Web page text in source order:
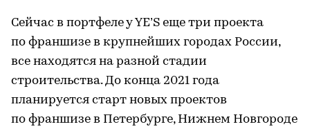
Сейчас в портфеле у YE’S еще три проекта
по франшизе в крупнейших городах России,
все находятся на разной стадии
строительства. До конца 2021 года
планируется старт новых проектов
по франшизе в Петербурге, Нижнем Новгороде